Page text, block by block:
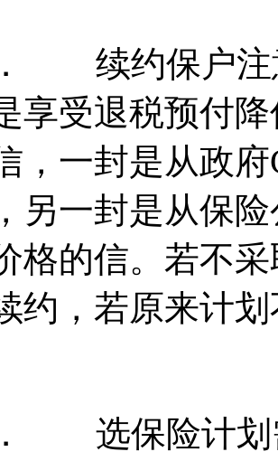
续约保户注
享受退税预付
，一封是从政
另一封是从保
格的信。若不
约，若原来计
选保险计划